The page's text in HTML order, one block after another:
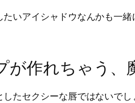
いアイシャドウなんかも一緒
作れちゃう、
たセクシーな唇ではないでし